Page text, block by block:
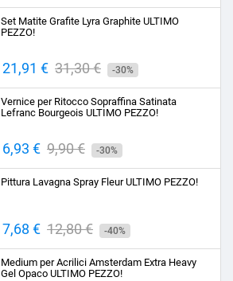
base
Set Matite Grafite Lyra Graphite ULTIMO
PEZZO!
Prezzo
21,91 € Prezzo
base
31,30 € -30%
Vernice per Ritocco Sopraffina Satinata
Lefranc Bourgeois ULTIMO PEZZO!
Prezzo
6,93 € Prezzo
base
9,90 € -30%
Pittura Lavagna Spray Fleur ULTIMO PEZZO!
Prezzo
7,68 € Prezzo
base
12,80 € -40%
Medium per Acrilici Amsterdam Extra Heavy
Gel Opaco ULTIMO PEZZO!